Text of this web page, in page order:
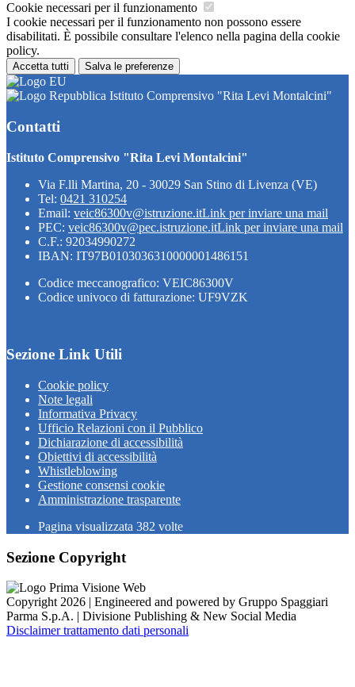
Cookie necessari per il funzionamento
I cookie necessari per il funzionamento non possono essere
disabilitati. È possibile consultare l'elenco nella pagina della cookie
policy.
Accetta tutti Salva le preferenze
Istituto Comprensivo "Rita Levi Montalcini"
Contatti
Istituto Comprensivo "Rita Levi Montalcini"
Via F.lli Martina, 20 - 30029 San Stino di Livenza (VE)
Tel: 0421 310254
Email: veic86300v@istruzione.itLink per inviare una mail
PEC: veic86300v@pec.istruzione.itLink per inviare una mail
C.F.: 92034990272
IBAN: IT97B0103036310000001486151
Codice meccanografico: VEIC86300V
Codice univoco di fatturazione: UF9VZK
Sezione Link Utili
Cookie policy
Note legali
Informativa Privacy
Ufficio Relazioni con il Pubblico
Dichiarazione di accessibilità
Obiettivi di accessibilità
Whistleblowing
Gestione consensi cookie
Amministrazione trasparente
Pagina visualizzata 382 volte
Sezione Copyright
Copyright 2026 | Engineered and powered by Gruppo Spaggiari
Parma S.p.A. | Divisione Publishing & New Social Media
Disclaimer trattamento dati personali